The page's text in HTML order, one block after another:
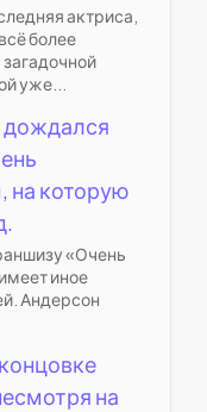
актриса,
более
уже...
дождался
на которую
«Очень
иное
Андерсон
на